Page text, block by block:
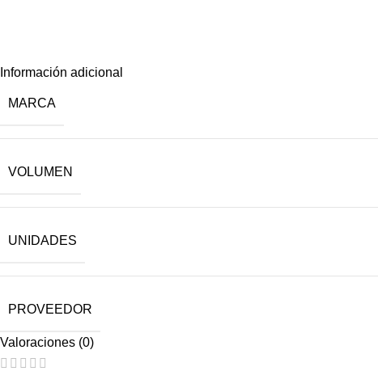
Información adicional
MARCA
VOLUMEN
UNIDADES
PROVEEDOR
Valoraciones (0)